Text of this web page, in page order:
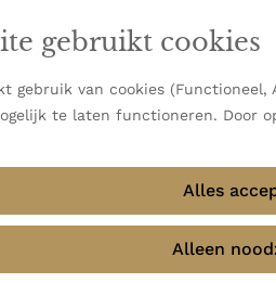
gebruikt cookies
gebruik van cookies
te laten functioneren. Door
Alles
Alleen
voor wie houdt van natuur,
verhaal